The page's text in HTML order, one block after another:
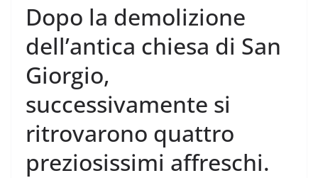
Dopo la demolizione
dell’antica chiesa di San
Giorgio,
successivamente si
ritrovarono quattro
preziosissimi affreschi.